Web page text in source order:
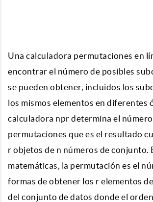
Una calculadora permutaciones en
encontrar el número de posibles
se pueden obtener, incluidos los
los mismos elementos en diferentes
calculadora npr determina el
permutaciones que es el resultado
r objetos de n números de conjunto.
matemáticas, la permutación es el
formas de obtener los r elementos
del conjunto de datos donde el